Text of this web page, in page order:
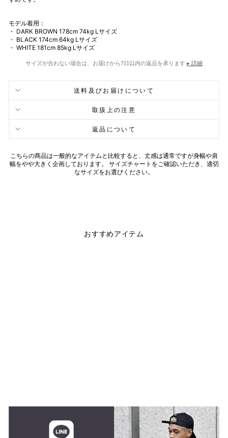
モデル着用：
・ DARK BROWN 178cm 74kg Lサイズ
・ BLACK 174cm 64kg Lサイズ
・ WHITE 181cm 85kg Lサイズ
サイズが合わない場合は、お届けから7日以内の返品を承ります ▸ 詳細
送料及びお届けについて
取扱上の注意
返品について
こちらの商品は一般的なアイテムと比較すると、丈感は通常ですが身幅や肩
幅をやや大きく企画しております。 サイズチャートをご確認いただき、適切
なサイズをお選びください。
おすすめアイテム